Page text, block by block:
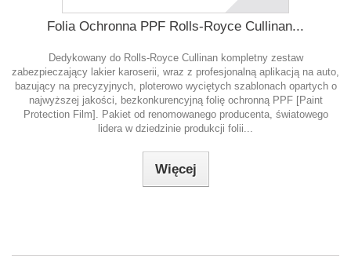
Folia Ochronna PPF Rolls-Royce Cullinan...
Dedykowany do Rolls-Royce Cullinan kompletny zestaw
zabezpieczający lakier karoserii, wraz z profesjonalną aplikacją na auto,
bazujący na precyzyjnych, ploterowo wyciętych szablonach opartych o
najwyższej jakości, bezkonkurencyjną folię ochronną PPF [Paint
Protection Film]. Pakiet od renomowanego producenta, światowego
lidera w dziedzinie produkcji folii...
Więcej